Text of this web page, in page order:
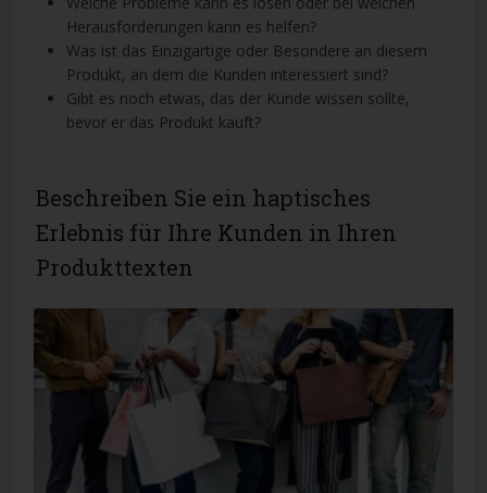
Herausforderungen kann es helfen?
Was ist das Einzigartige oder Besondere an diesem
Produkt, an dem die Kunden interessiert sind?
Gibt es noch etwas, das der Kunde wissen sollte,
bevor er das Produkt kauft?
Beschreiben Sie ein haptisches
Erlebnis für Ihre Kunden in Ihren
Produkttexten